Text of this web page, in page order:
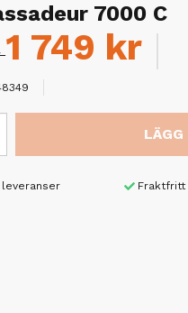
7000 C
1 749 kr
LÄGG
leveranser